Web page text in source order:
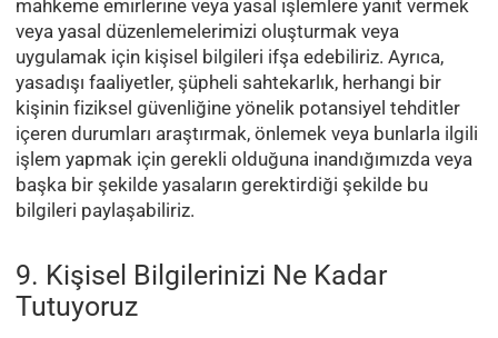
mahkeme emirlerine veya yasal işlemlere yanıt vermek
veya yasal düzenlemelerimizi oluşturmak veya
uygulamak için kişisel bilgileri ifşa edebiliriz. Ayrıca,
yasadışı faaliyetler, şüpheli sahtekarlık, herhangi bir
kişinin fiziksel güvenliğine yönelik potansiyel tehditler
içeren durumları araştırmak, önlemek veya bunlarla ilgili
işlem yapmak için gerekli olduğuna inandığımızda veya
başka bir şekilde yasaların gerektirdiği şekilde bu
bilgileri paylaşabiliriz.
9. Kişisel Bilgilerinizi Ne Kadar
Tutuyoruz